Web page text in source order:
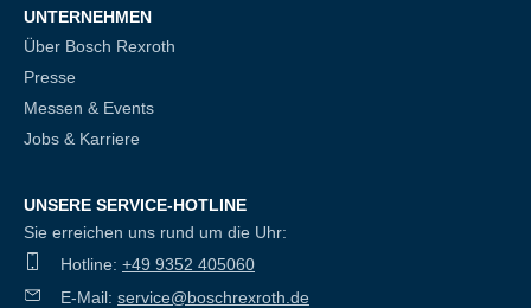
UNTERNEHMEN
Über Bosch Rexroth
Presse
Messen & Events
Jobs & Karriere
UNSERE SERVICE-HOTLINE
Sie erreichen uns rund um die Uhr:
Hotline: +49 9352 405060
E-Mail: service@boschrexroth.de